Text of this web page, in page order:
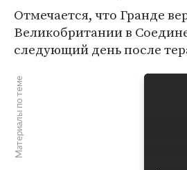
Отмечается, что Гранде
Великобритании в
следующий день после
Материалы по теме